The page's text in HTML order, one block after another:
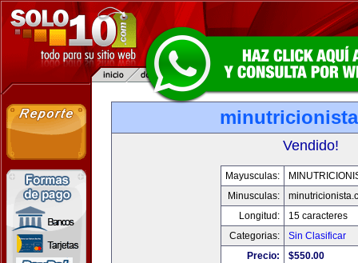
Vendido!
Mayusculas:
Minusculas:
Longitud:
15 caracteres
Categorias:
Sin Clasificar
Precio:
$550.00